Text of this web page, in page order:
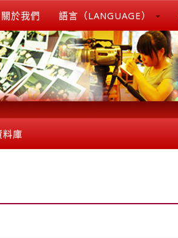
關於我們 語言（LANGUAGE）
料庫